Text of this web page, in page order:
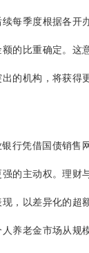
每季度根据各开
的比重确定。这
出的机构，将获得
行凭借国债销售
的主动权。理财
，以差异化的超
养老金市场从规